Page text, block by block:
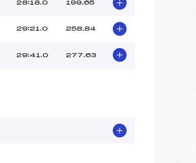
28:18.0 199.65
29:21.0 258.84
29:41.0 277.63